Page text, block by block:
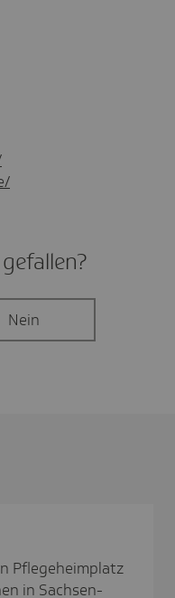
Nein
Pflegeheimplatz
in Sachsen-